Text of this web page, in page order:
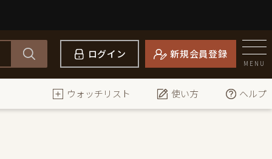
ログイン 新規会員登録
MENU
ウォッチリスト 使い方 ヘルプ